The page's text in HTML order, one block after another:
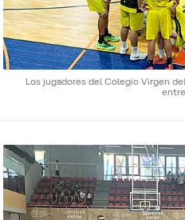
Los jugadores del Colegio Virgen